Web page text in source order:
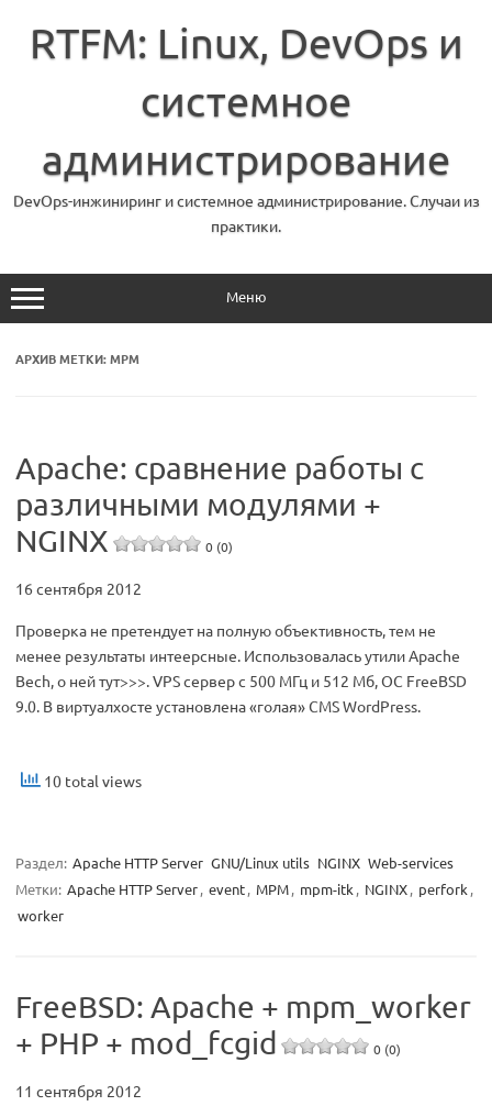
содержимому
RTFM: Linux, DevOps и
системное
администрирование
DevOps-инжиниринг и системное администрирование. Случаи из
практики.
Меню
АРХИВ МЕТКИ:MPM
Apache: сравнение работы с
различными модулями +
NGINX
0 (0)
16 сентября 2012
Проверка не претендует на полную объективность, тем не
менее результаты интеерсные. Использовалась утили Apache
Bech, о ней тут>>>. VPS сервер с 500 МГц и 512 Мб, ОС FreeBSD
9.0. В виртуалхосте установлена «голая» CMS WordPress.
10 total views
Раздел: Apache HTTP Server GNU/Linux utils NGINX Web-services
Метки: Apache HTTP Server, event, MPM, mpm-itk , NGINX, perfork ,
worker
FreeBSD: Apache + mpm_worker
+ PHP + mod_fcgid
0 (0)
11 сентября 2012